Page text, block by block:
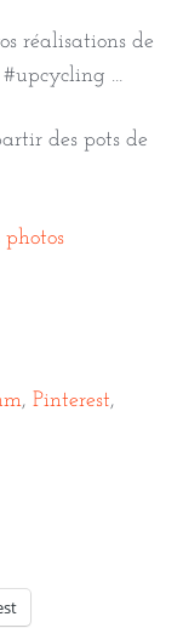
réalisations de
#upcycling …
des pots de
photos
, Pinterest,